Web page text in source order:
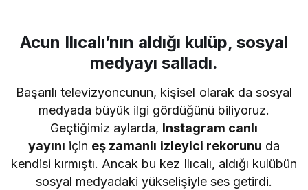
Acun Ilıcalı’nın aldığı kulüp, sosyal
medyayı salladı.
Başarılı televizyoncunun, kişisel olarak da sosyal
medyada büyük ilgi gördüğünü biliyoruz.
Geçtiğimiz aylarda, Instagram canlı
yayını için eş zamanlı izleyici rekorunu da
kendisi kırmıştı. Ancak bu kez Ilıcalı, aldığı kulübün
sosyal medyadaki yükselişiyle ses getirdi.